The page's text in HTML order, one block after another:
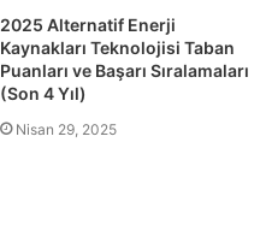
2025 Alternatif Enerji
Kaynakları Teknolojisi Taban
Puanları ve Başarı Sıralamaları
(Son 4 Yıl)
Nisan 29, 2025